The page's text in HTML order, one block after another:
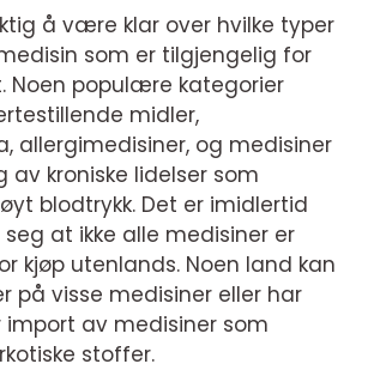
å være klar over hvilke typer
som er tilgjengelig for
Noen populære kategorier
midler,
allergimedisiner, og medisiner
av kroniske lidelser som
blodtrykk. Det er imidlertid
at ikke alle medisiner er
kjøp utenlands. Noen land kan
på visse medisiner eller har
import av medisiner som
stoffer.